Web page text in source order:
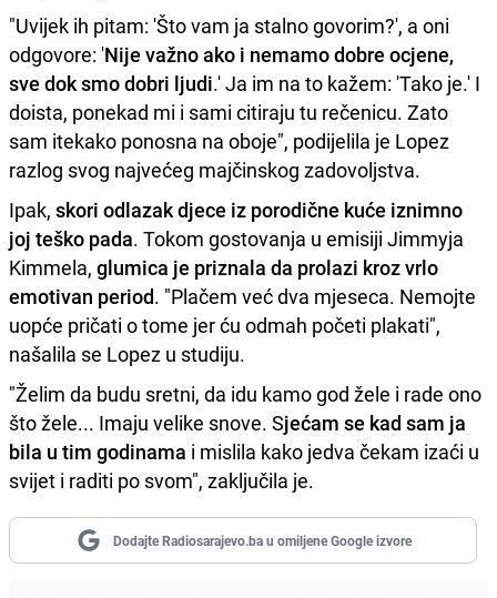
"Uvijek ih pitam: 'Što vam ja stalno govorim?', a oni
odgovore: 'Nije važno ako i nemamo dobre ocjene,
sve dok smo dobri ljudi.' Ja im na to kažem: 'Tako je.' I
doista, ponekad mi i sami citiraju tu rečenicu. Zato
sam itekako ponosna na oboje", podijelila je Lopez
razlog svog najvećeg majčinskog zadovoljstva.
Ipak, skori odlazak djece iz porodične kuće iznimno
joj teško pada. Tokom gostovanja u emisiji Jimmyja
Kimmela, glumica je priznala da prolazi kroz vrlo
emotivan period. "Plačem već dva mjeseca. Nemojte
uopće pričati o tome jer ću odmah početi plakati",
našalila se Lopez u studiju.
"Želim da budu sretni, da idu kamo god žele i rade ono
što žele... Imaju velike snove. Sjećam se kad sam ja
bila u tim godinama i mislila kako jedva čekam izaći u
svijet i raditi po svom", zaključila je.
Dodajte Radiosarajevo.ba u omiljene Google izvore